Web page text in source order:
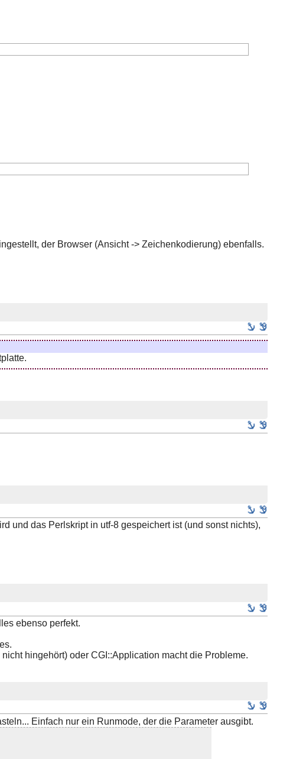
der Browser (Ansicht -> Zeichenkodierung) ebenfalls.
und das Perlskript in utf-8 gespeichert ist (und sonst nichts),
ebenso perfekt.
hingehört) oder CGI::Application macht die Probleme.
Einfach nur ein Runmode, der die Parameter ausgibt.